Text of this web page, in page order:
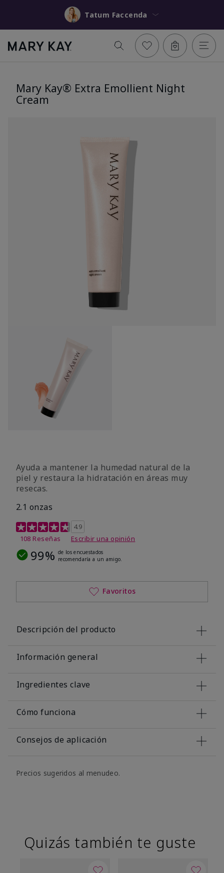
Tatum Faccenda
Mary Kay® Extra Emollient Night
Cream
Ayuda a mantener la humedad natural de la
piel y restaura la hidratación en áreas muy
resecas.
2.1 onzas
Calificación de clientes de 5 de 5
4.9
108 Reseñas
Escribir una opinión
99% de los encuestados
recomendaría a un amigo.
Favoritos
Descripción del producto
Información general
Ingredientes clave
Cómo funciona
Consejos de aplicación
Precios sugeridos al menudeo.
Quizás también te guste